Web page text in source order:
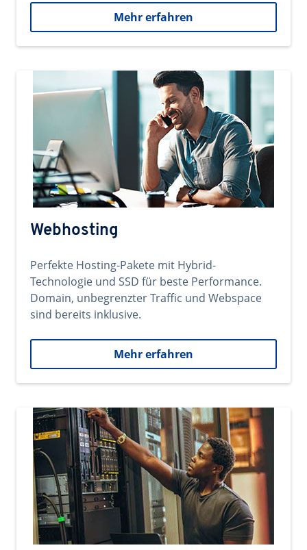
Mehr erfahren
Webhosting
Perfekte Hosting-Pakete mit Hybrid-
Technologie und SSD für beste Performance.
Domain, unbegrenzter Traffic und Webspace
sind bereits inklusive.
Mehr erfahren